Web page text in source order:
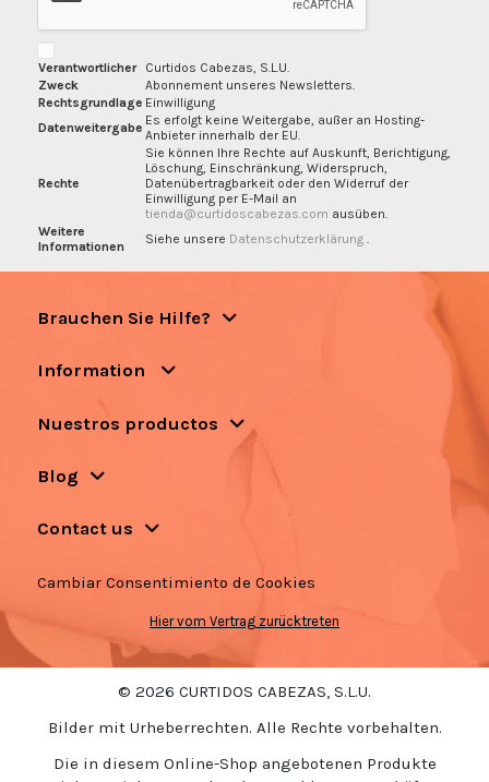
Verantwortlicher
Curtidos Cabezas, S.L.U.
Zweck
Abonnement unseres Newsletters.
Rechtsgrundlage Einwilligung
Datenweitergabe Es erfolgt keine Weitergabe, außer an Hosting-
Anbieter innerhalb der EU.
Rechte
Sie können Ihre Rechte auf Auskunft, Berichtigung,
Löschung, Einschränkung, Widerspruch,
Datenübertragbarkeit oder den Widerruf der
Einwilligung per E-Mail an
tienda@curtidoscabezas.com ausüben.
Weitere
Informationen
Siehe unsere Datenschutzerklärung
Brauchen Sie Hilfe?
Information
Nuestros productos
Blog
Contact us
Cambiar Consentimiento de Cookies
Hier vom Vertrag zurücktreten
© 2026 CURTIDOS CABEZAS, S.L.U.
Bilder mit Urheberrechten. Alle Rechte vorbehalten.
Die in diesem Online-Shop angebotenen Produkte